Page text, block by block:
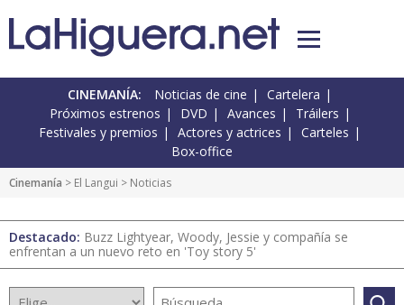
CINEMANÍA: Noticias de cine
Cartelera
Próximos estrenos
DVD Avances
Tráilers
Festivales y premios
Actores y actrices
Carteles
Box-office
Cinemanía > El Langui > Noticias
Destacado: Buzz Lightyear, Woody, Jessie y compañía se
enfrentan a un nuevo reto en 'Toy story 5'